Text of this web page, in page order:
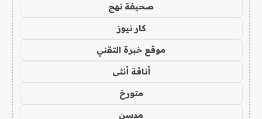
صحيفة نهج
كار نيوز
موقع خبرة التقني
أناقة أنثى
متورخ
مدسن